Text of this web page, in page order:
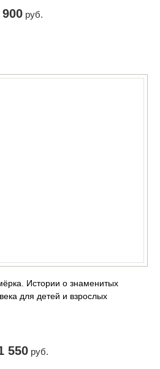
900 руб.
Истории о знаменитых
для детей и взрослых
550руб.